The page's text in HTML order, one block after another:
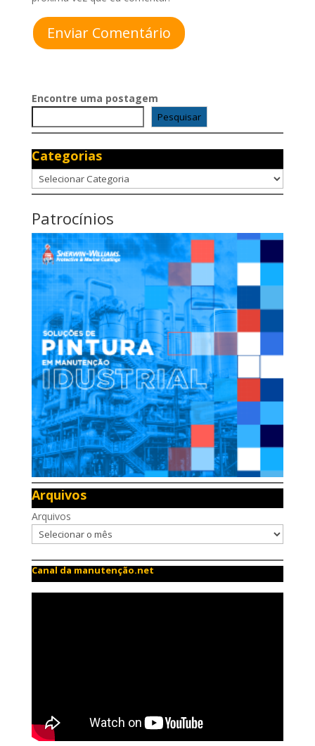
Enviar Comentário
Encontre uma postagem
Pesquisar
Categorias
Categorias
Patrocínios
Arquivos
Arquivos
Canal da manutenção.net